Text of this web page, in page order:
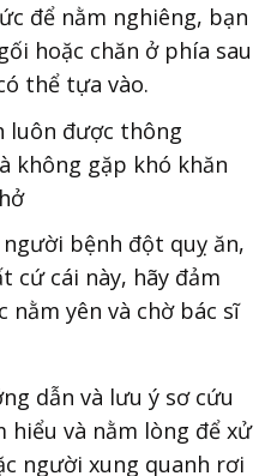
để nằm nghiêng, bạn
hoặc chăn ở phía sau
thể tựa vào.
luôn được thông
không gặp khó khăn
bệnh đột quỵ ăn,
cứ cái này, hãy đảm
nằm yên và chờ bác sĩ
dẫn và lưu ý sơ cứu
và nằm lòng để xử
người xung quanh rơi